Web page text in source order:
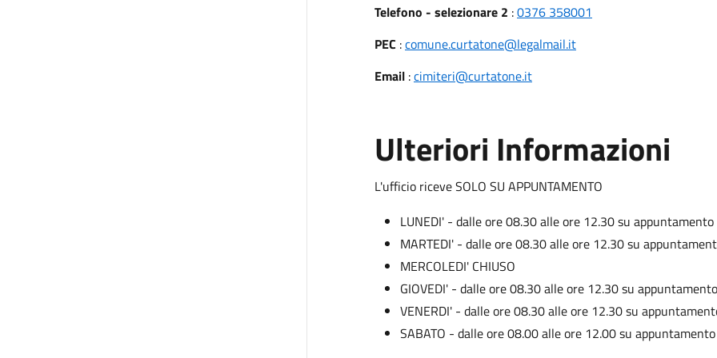
Telefono - selezionare 2 :0376 358001
PEC :comune.curtatone@legalmail.it
Email:cimiteri@curtatone.it
Ulteriori Informazioni
L'ufficio riceve SOLO SU APPUNTAMENTO
LUNEDI' - dalle ore 08.30 alle ore 12.30 su appuntamento
MARTEDI' - dalle ore 08.30 alle ore 12.30 su
MERCOLEDI' CHIUSO
GIOVEDI' - dalle ore 08.30 alle ore 12.30 su appuntamento
VENERDI' - dalle ore 08.30 alle ore 12.30 su
SABATO - dalle ore 08.00 alle ore 12.00 su appuntamento